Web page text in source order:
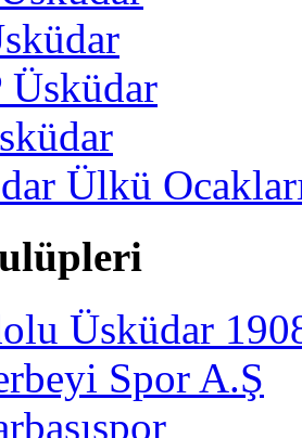
Ülkü
Üsküdar
Spor A.Ş